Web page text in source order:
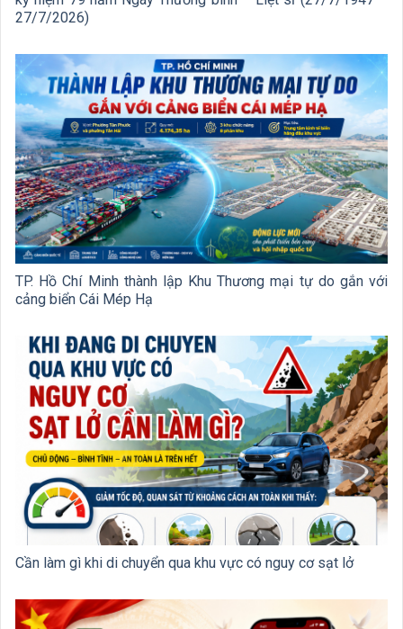
27/7/2026)
TP. Hồ Chí Minh thành lập Khu Thương mại tự do gắn với
cảng biển Cái Mép Hạ
Cần làm gì khi di chuyển qua khu vực có nguy cơ sạt lở